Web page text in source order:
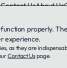
Contact UsAbout Us
properly.
experience.
as they are
Contact Uspage.